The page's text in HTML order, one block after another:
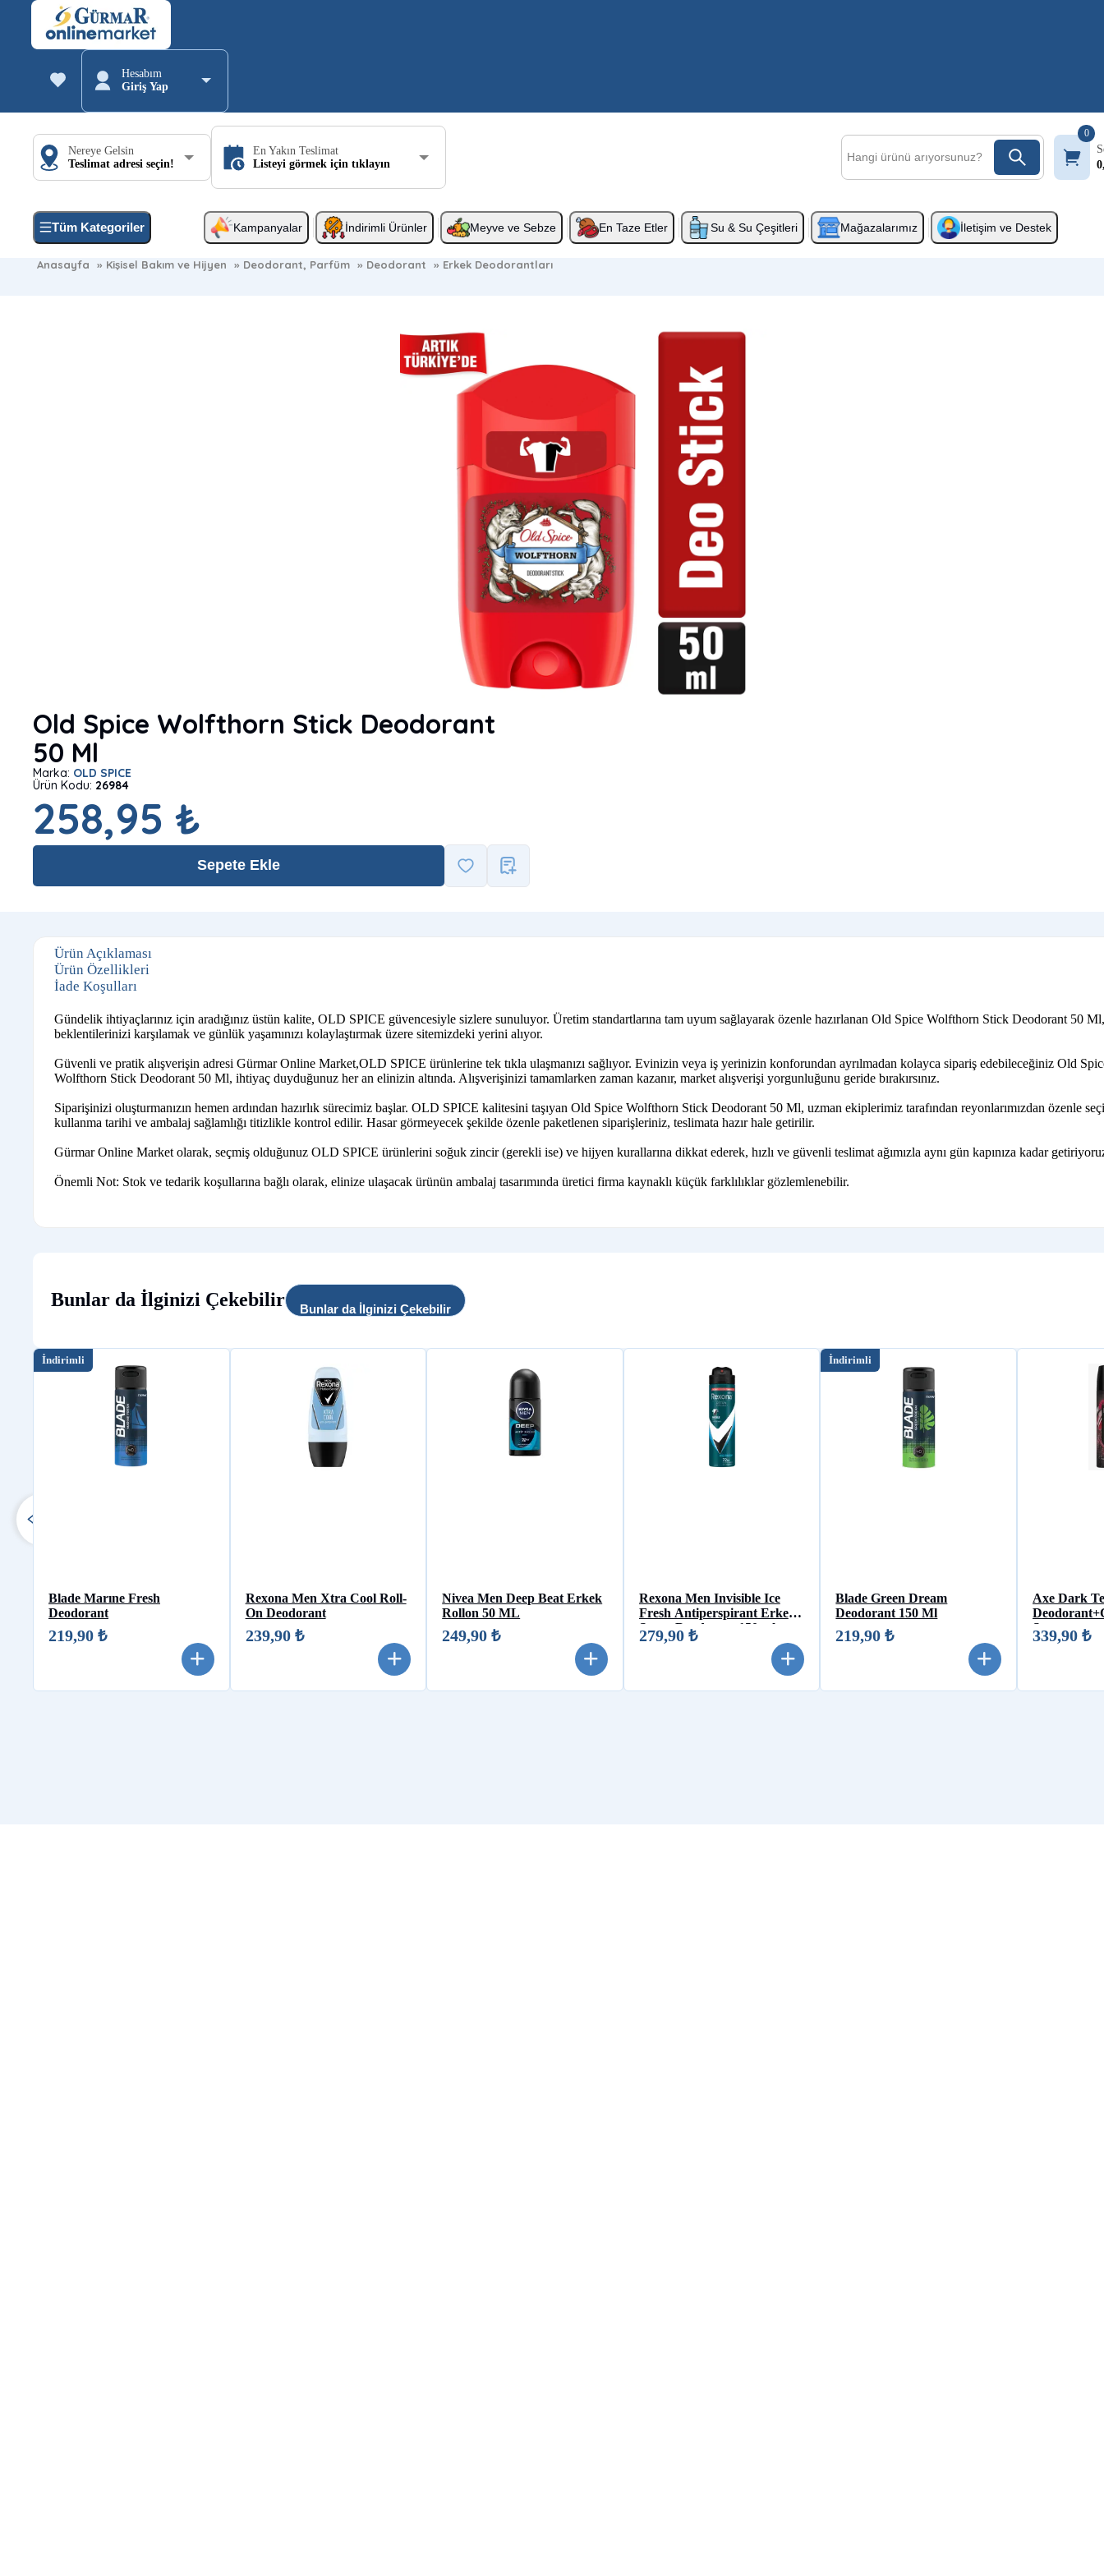
Hesabım
Giriş Yap
Nereye Gelsin
Teslimat adresi seçin!
En Yakın Teslimat
Listeyi görmek için tıklayın
0
Tüm Kategoriler Kampanyalar İndirimli Ürünler Meyve ve Sebze En Taze Etler Su & Su Çeşitleri Mağazalarımız İletişim ve Destek
Anasayfa » Kişisel Bakım ve Hijyen » Deodorant, Parfüm » Deodorant » Erkek Deodorantları
Old Spice Wolfthorn Stick Deodorant
50 Ml
Marka: OLD SPICE
Ürün Kodu: 26984
258,95 ₺
Sepete Ekle
Ürün Açıklaması
Ürün Özellikleri
İade Koşulları
Gündelik ihtiyaçlarınız için aradığınız üstün kalite, OLD SPICE güvencesiyle sizlere sunuluyor. Üretim standartlarına tam uyum sağlayarak özenle hazırlanan Old Spice Wolfthorn Stick Deodorant 50 Ml,
beklentilerinizi karşılamak ve günlük yaşamınızı kolaylaştırmak üzere sitemizdeki yerini alıyor.
Güvenli ve pratik alışverişin adresi Gürmar Online Market,OLD SPICE ürünlerine tek tıkla ulaşmanızı sağlıyor. Evinizin veya iş yerinizin konforundan ayrılmadan kolayca sipariş edebileceğiniz Old
Wolfthorn Stick Deodorant 50 Ml, ihtiyaç duyduğunuz her an elinizin altında. Alışverişinizi tamamlarken zaman kazanır, market alışverişi yorgunluğunu geride bırakırsınız.
Siparişinizi oluşturmanızın hemen ardından hazırlık sürecimiz başlar. OLD SPICE kalitesini taşıyan Old Spice Wolfthorn Stick Deodorant 50 Ml, uzman ekiplerimiz tarafından reyonlarımızdan özenle
kullanma tarihi ve ambalaj sağlamlığı titizlikle kontrol edilir. Hasar görmeyecek şekilde özenle paketlenen siparişleriniz, teslimata hazır hale getirilir.
Gürmar Online Market olarak, seçmiş olduğunuz OLD SPICE ürünlerini soğuk zincir (gerekli ise) ve hijyen kurallarına dikkat ederek, hızlı ve güvenli teslimat ağımızla aynı gün kapınıza kadar
Önemli Not: Stok ve tedarik koşullarına bağlı olarak, elinize ulaşacak ürünün ambalaj tasarımında üretici firma kaynaklı küçük farklılıklar gözlemlenebilir.
Bunlar da İlginizi Çekebilir Bunlar da İlginizi Çekebilir
İndirimli
Blade Marıne Fresh
Deodorant
219,90 ₺
Rexona Men Xtra Cool Roll-
On Deodorant
239,90 ₺
Nivea Men Deep Beat Erkek
Rollon 50 ML
249,90 ₺
Rexona Men Invisible Ice
Fresh Antiperspirant Erkek
Sprey Deodorant 150 ml
279,90 ₺
İndirimli
Blade Green Dream
Deodorant 150 Ml
219,90 ₺
Axe Dark
Şampuan
339,90 ₺